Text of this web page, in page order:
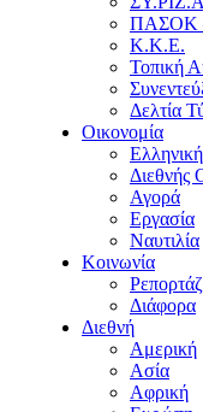
ΠΑΣΟΚ
Κ.Κ.Ε.
Τοπική
Δελτία
Οικονομία
Διεθνής
Αγορά
Εργασία
Ναυτιλία
Κοινωνία
Ρεπορτάζ
Διάφορα
Διεθνή
Αμερική
Ασία
Αφρική